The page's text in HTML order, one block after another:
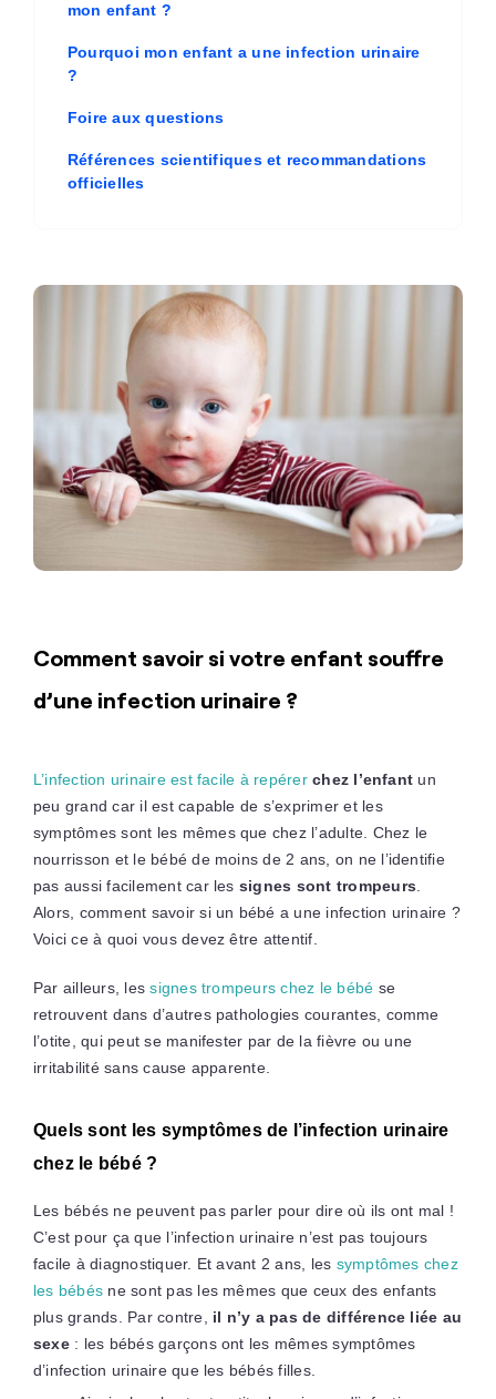
mon enfant ?
Pourquoi mon enfant a une infection urinaire
?
Foire aux questions
Références scientifiques et recommandations
officielles
Comment savoir si votre enfant souffre
d’une infection urinaire ?
L’infection urinaire est facile à repérerchez l’enfant un
peu grand car il est capable de s’exprimer et les
symptômes sont les mêmes que chez l’adulte. Chez le
nourrisson et le bébé de moins de 2 ans, on ne l’identifie
pas aussi facilement car les signes sont trompeurs
Alors, comment savoir si un bébé a une infection urinaire ?
Voici ce à quoi vous devez être attentif.
Par ailleurs, lessignes trompeurs chez le bébé se
retrouvent dans d’autres pathologies courantes, comme
l’otite, qui peut se manifester par de la fièvre ou une
irritabilité sans cause apparente.
Quels sont les symptômes de l’infection urinaire
chez le bébé ?
Les bébés ne peuvent pas parler pour dire où ils ont mal !
C’est pour ça que l’infection urinaire n’est pas toujours
facile à diagnostiquer. Et avant 2 ans, les symptômes chez
les bébés ne sont pas les mêmes que ceux des enfants
plus grands. Par contre, il n’y a pas de différence liée au
sexe: les bébés garçons ont les mêmes symptômes
d’infection urinaire que les bébés filles.